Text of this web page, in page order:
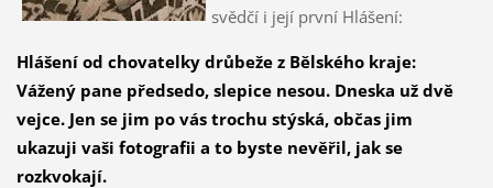
svědčí i její první Hlášení:
Hlášení od chovatelky drůbeže z Bělského kraje:
Vážený pane předsedo, slepice nesou. Dneska už dvě
vejce. Jen se jim po vás trochu stýská, občas jim
ukazuji vaši fotografii a to byste nevěřil, jak se
rozkvokají.